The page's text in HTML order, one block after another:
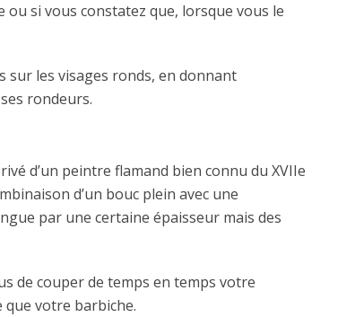
si vous constatez que, lorsque vous le
sur les visages ronds, en donnant
rondeurs.
d’un peintre flamand bien connu du XVIIe
d’un bouc plein avec une
par une certaine épaisseur mais des
de couper de temps en temps votre
que votre barbiche.